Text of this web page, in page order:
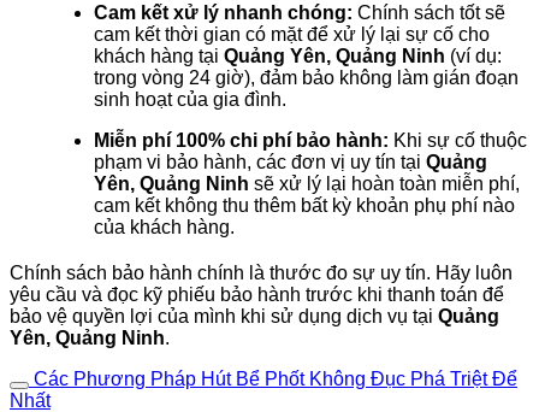
Cam kết xử lý nhanh chóng: Chính sách tốt sẽ
cam kết thời gian có mặt để xử lý lại sự cố cho
khách hàng tại Quảng Yên, Quảng Ninh (ví dụ:
trong vòng 24 giờ), đảm bảo không làm gián đoạn
sinh hoạt của gia đình.
Miễn phí 100% chi phí bảo hành: Khi sự cố thuộc
phạm vi bảo hành, các đơn vị uy tín tại Quảng
Yên, Quảng Ninh sẽ xử lý lại hoàn toàn miễn phí,
cam kết không thu thêm bất kỳ khoản phụ phí nào
của khách hàng.
Chính sách bảo hành chính là thước đo sự uy tín. Hãy luôn
yêu cầu và đọc kỹ phiếu bảo hành trước khi thanh toán để
bảo vệ quyền lợi của mình khi sử dụng dịch vụ tại Quảng
Yên, Quảng Ninh.
Các Phương Pháp Hút Bể Phốt Không Đục Phá Triệt Để
Nhất